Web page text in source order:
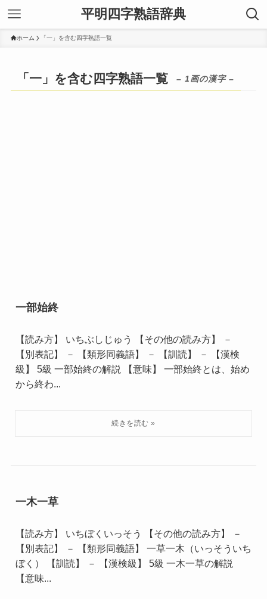
平明四字熟語辞典
ホーム 「一」を含む四字熟語一覧
「一」を含む四字熟語一覧 – 1画の漢字 –
一部始終
【読み方】 いちぶしじゅう 【その他の読み方】 －
【別表記】 － 【類形同義語】 － 【訓読】 － 【漢検
級】 5級 一部始終の解説 【意味】 一部始終とは、始め
から終わ...
一木一草
【読み方】 いちぼくいっそう 【その他の読み方】 －
【別表記】 － 【類形同義語】 一草一木（いっそういち
ぼく） 【訓読】 － 【漢検級】 5級 一木一草の解説
【意味...